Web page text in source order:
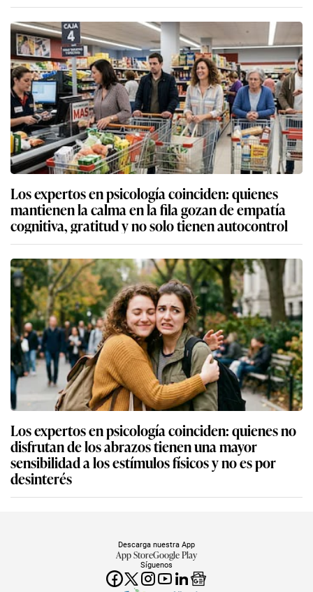
Los expertos en psicología coinciden: quienes
mantienen la calma en la fila gozan de empatía
cognitiva, gratitud y no solo tienen autocontrol
Los expertos en psicología coinciden: quienes no
disfrutan de los abrazos tienen una mayor
sensibilidad a los estímulos físicos y no es por
desinterés
Síguenos
Descarga nuestra App
App StoreGoogle Play